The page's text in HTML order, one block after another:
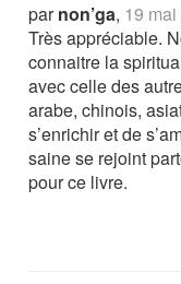
parnon’ga, 19
Très appréciable.
connaitre la
avec celle des
arabe, chinois,
s’enrichir et de
saine se rejoint
pour ce livre.